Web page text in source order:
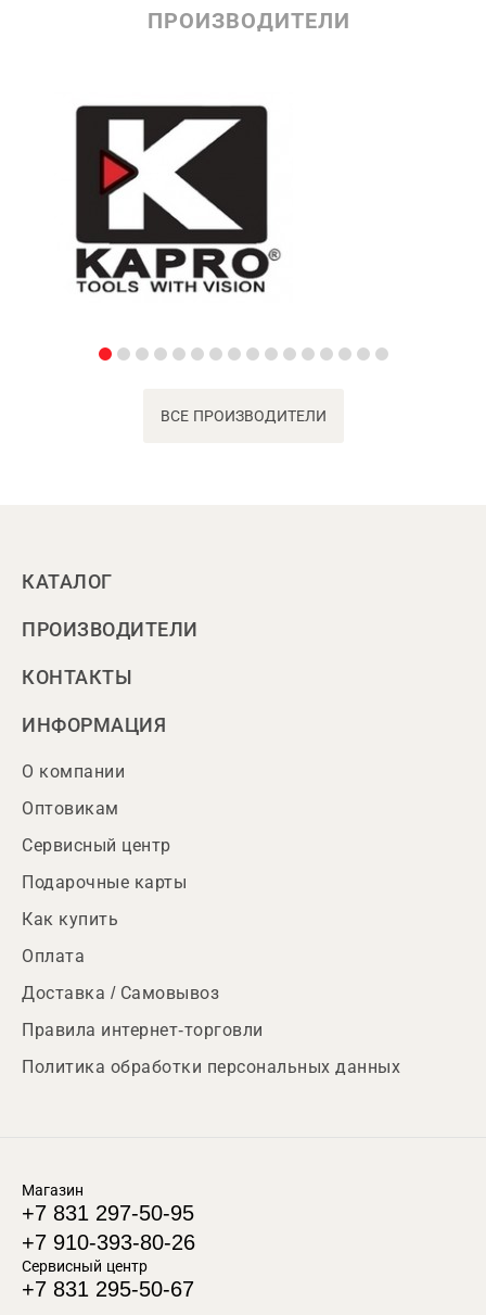
ПРОИЗВОДИТЕЛИ
ВСЕ ПРОИЗВОДИТЕЛИ
КАТАЛОГ
ПРОИЗВОДИТЕЛИ
КОНТАКТЫ
ИНФОРМАЦИЯ
О компании
Оптовикам
Сервисный центр
Подарочные карты
Как купить
Оплата
Доставка / Самовывоз
Правила интернет-торговли
Политика обработки персональных данных
Магазин
+7 831 297-50-95
+7 910-393-80-26
Сервисный центр
+7 831 295-50-67